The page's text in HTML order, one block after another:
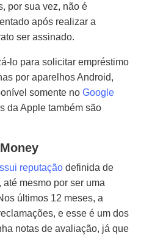
por sua vez, não é
após realizar a
ser assinado.
lo para solicitar empréstimo
por aparelhos Android,
somente no Google
da Apple também são
reputação definida de
mesmo por ser uma
últimos 12 meses, a
e esse é um dos
notas de avaliação, já que